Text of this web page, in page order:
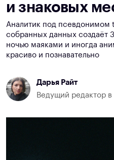
и знаковых
Аналитик под псевдонимом
собранных данных создаёт
ночью маяками и иногда
красиво и познавательно
Дарья Райт
Ведущий редактор в